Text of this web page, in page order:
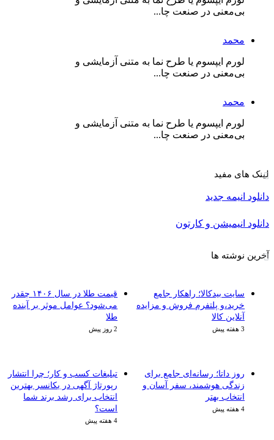
بی‌معنی در صنعت چا...
محمد
لورم ایپسوم یا طرح‌ نما به متنی آزمایشی و
بی‌معنی در صنعت چا...
محمد
لورم ایپسوم یا طرح‌ نما به متنی آزمایشی و
بی‌معنی در صنعت چا...
لینک های مفید
دانلود انیمه جدید
دانلود انیمیشن و کارتون
آخرین نوشته ها
قیمت طلا در سال ۱۴۰۶ چقدر
می‌شود؟ عوامل موثر بر آینده
طلا
2 روز پیش
سایت بیدکالا؛ راهکار جامع
خرید،و پلتفرم فروش و مزایده
آنلاین کالا
3 هفته پیش
تبلیغات کسب و کار؛ چرا انتشار
رپورتاژ آگهی در یکانسر بهترین
انتخاب برای رشد برند شما
است؟
4 هفته پیش
روز داتا؛ رسانه‌ای جامع برای
زندگی هوشمند، سفر آسان و
انتخاب بهتر
4 هفته پیش